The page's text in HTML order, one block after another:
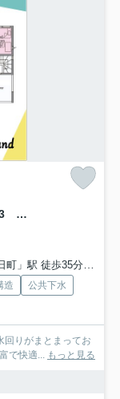
新築戸建・新築建売 会津若松市住吉町第3 城西小・第四中
町」駅 徒歩35分
造
公共下水
りがまとまってお
で快適... もっと見る